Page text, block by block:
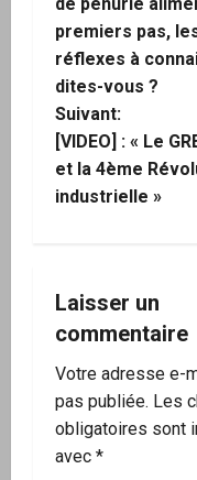
i
g
a
t
n
d
’
a
premiers pas,
réflexes à
dites-vous ?
Suivant:
[VIDEO] : « Le
et la 4ème
industrielle »
Laisser un
commentaire
Votre adresse e-
pas publiée. Les
obligatoires sont
avec *